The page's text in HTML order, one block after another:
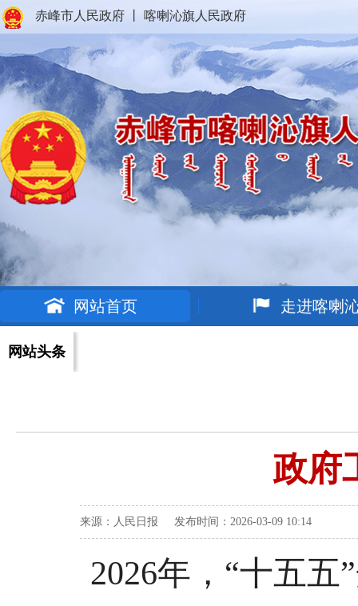
赤峰市人民政府 喀喇沁旗人民政府
网站首页 走进喀喇
网站头条
政府
来源：人民日报 发布时间：2026-03-09 10:14
2026年，“十五五